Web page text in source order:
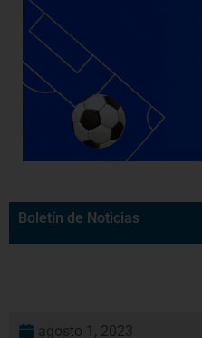
Boletín de Noticias
agosto 1, 2023